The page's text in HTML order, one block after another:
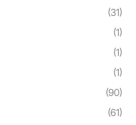
(31)
(1)
(1)
(1)
(90)
(61)